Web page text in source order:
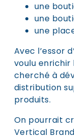
une
une
une
Avec l’essor
voulu enrichir
cherché à
distribution
produits.
On pourrait
Vertical